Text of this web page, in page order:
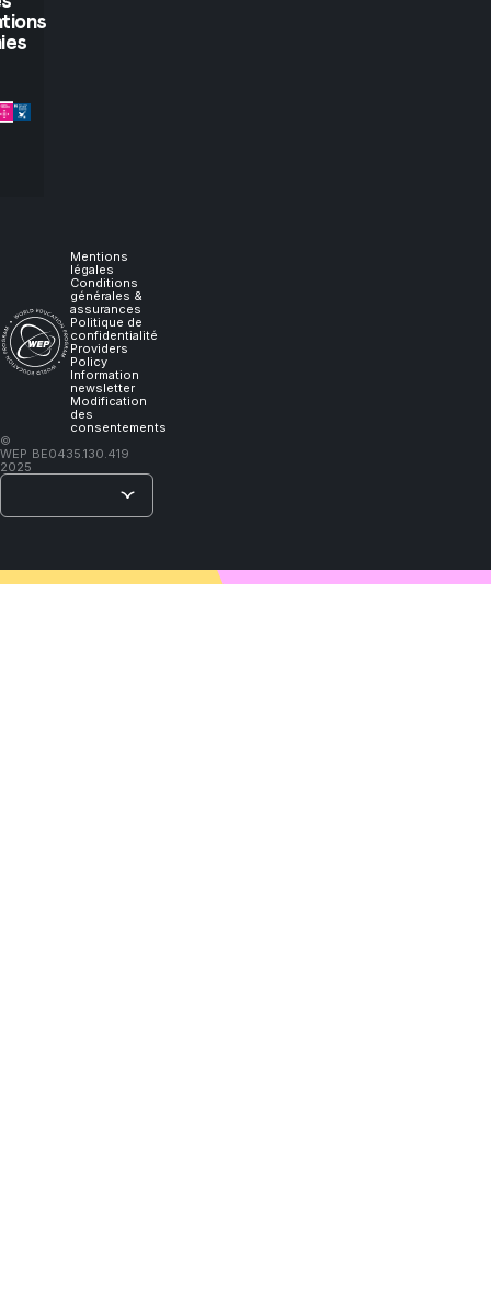
Mentions
légales
Conditions
générales &
assurances
Politique de
confidentialité
Providers
Policy
Information
newsletter
Modification
des
consentements
©
WEP
2025
BE0435.130.419
let
me
will
learn."
Lao